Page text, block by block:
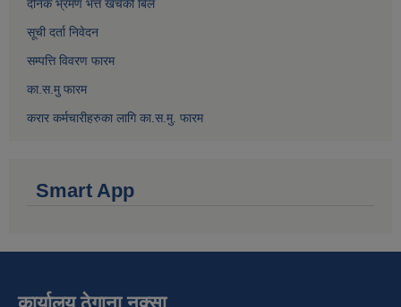
दैनिक भ्रमण भत्त खर्चको बिल
सूची दर्ता निवेदन
सम्पत्ति विवरण फारम
का.स.मु फारम
करार कर्मचारीहरुका लागि का.स.मु. फारम
Smart App